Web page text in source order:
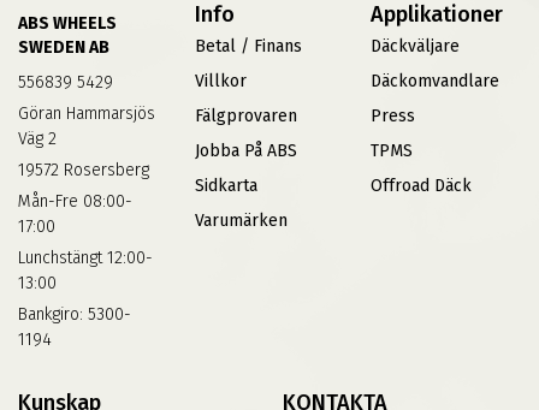
ABS WHEELS
SWEDEN AB
556839 5429
Göran Hammarsjös
Väg 2
19572 Rosersberg
Mån-Fre 08:00-
17:00
Lunchstängt 12:00-
13:00
Bankgiro: 5300-
1194
Info
Betal / Finans
Villkor
Fälgprovaren
Jobba På ABS
Sidkarta
Varumärken
Applikationer
Däckväljare
Däckomvandlare
Press
TPMS
Offroad Däck
Kunskap KONTAKTA